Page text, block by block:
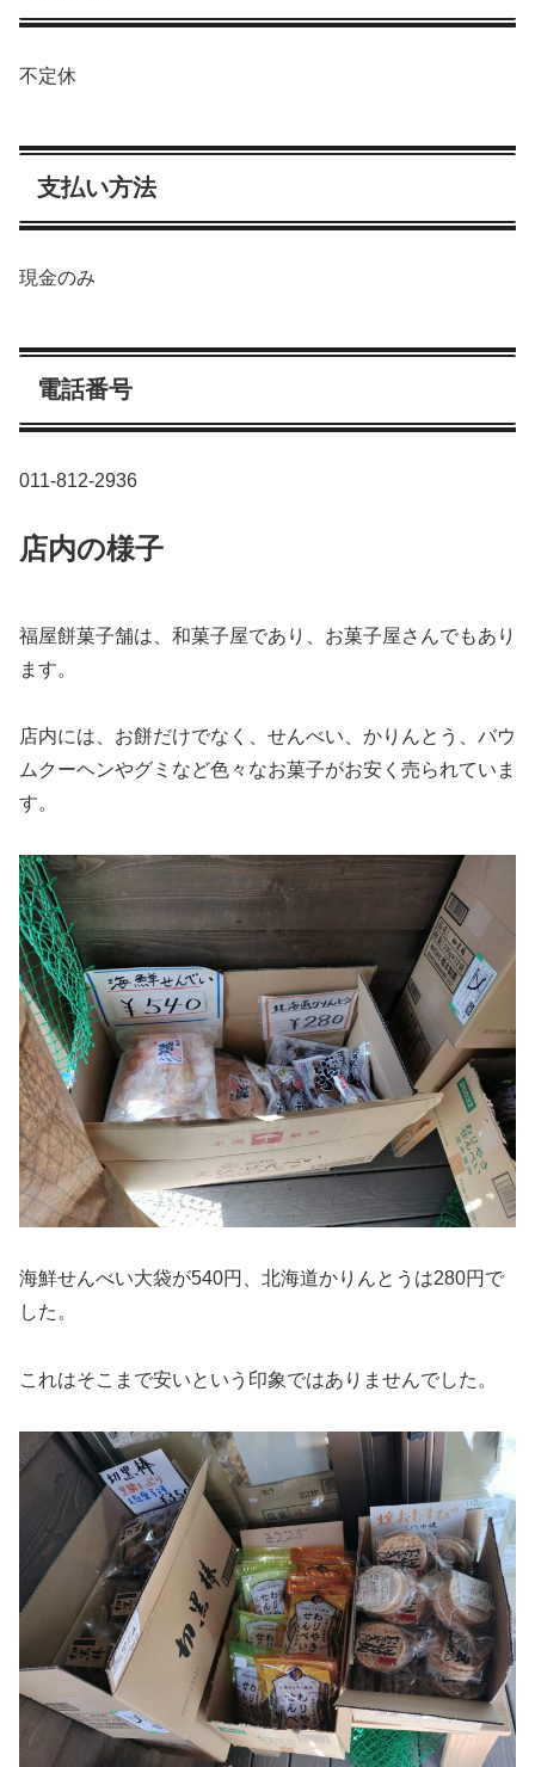
不定休
支払い方法
現金のみ
電話番号
011-812-2936
店内の様子
福屋餅菓子舗は、和菓子屋であり、お菓子屋さんでもあり
ます。
店内には、お餅だけでなく、せんべい、かりんとう、バウ
ムクーヘンやグミなど色々なお菓子がお安く売られていま
す。
海鮮せんべい大袋が540円、北海道かりんとうは280円で
した。
これはそこまで安いという印象ではありませんでした。